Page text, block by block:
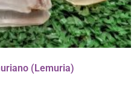
(Lemuria)